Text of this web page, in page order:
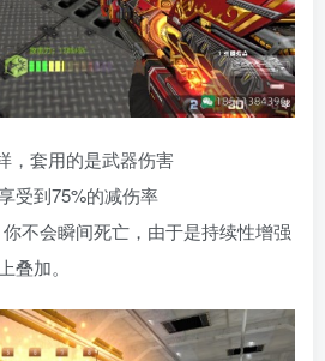
，套用的是武器伤害
受到75%的减伤率
不会瞬间死亡，由于是持续性增强
叠加。